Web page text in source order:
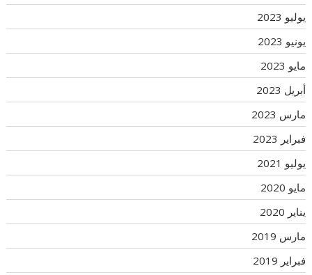
يوليو 2023
يونيو 2023
مايو 2023
أبريل 2023
مارس 2023
فبراير 2023
يوليو 2021
مايو 2020
يناير 2020
مارس 2019
فبراير 2019